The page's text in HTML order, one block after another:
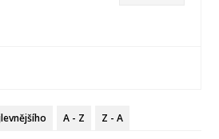
A - Z Z - A